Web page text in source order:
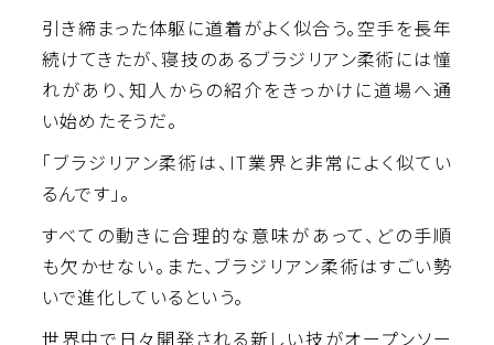
引き締まった体躯に道着がよく似合う。空手を長年
続けてきたが、寝技のあるブラジリアン柔術には憧
れがあり、知人からの紹介をきっかけに道場へ通
い始めたそうだ。
「ブラジリアン柔術は、IT業界と非常によく似てい
るんです」。
すべての動きに合理的な意味があって、どの手順
も欠かせない。また、ブラジリアン柔術はすごい勢
いで進化しているという。
世界中で日々開発される新しい技がオープンソー